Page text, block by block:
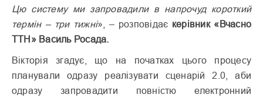
Цю систему ми запровадили в напрочуд короткий
термін – три тижні», – розповідає керівник «Вчасно
ТТН» Василь Росада.
Вікторія згадує, що на початках цього процесу
планували одразу реалізувати сценарій 2.0, аби
одразу запровадити повністю електронний